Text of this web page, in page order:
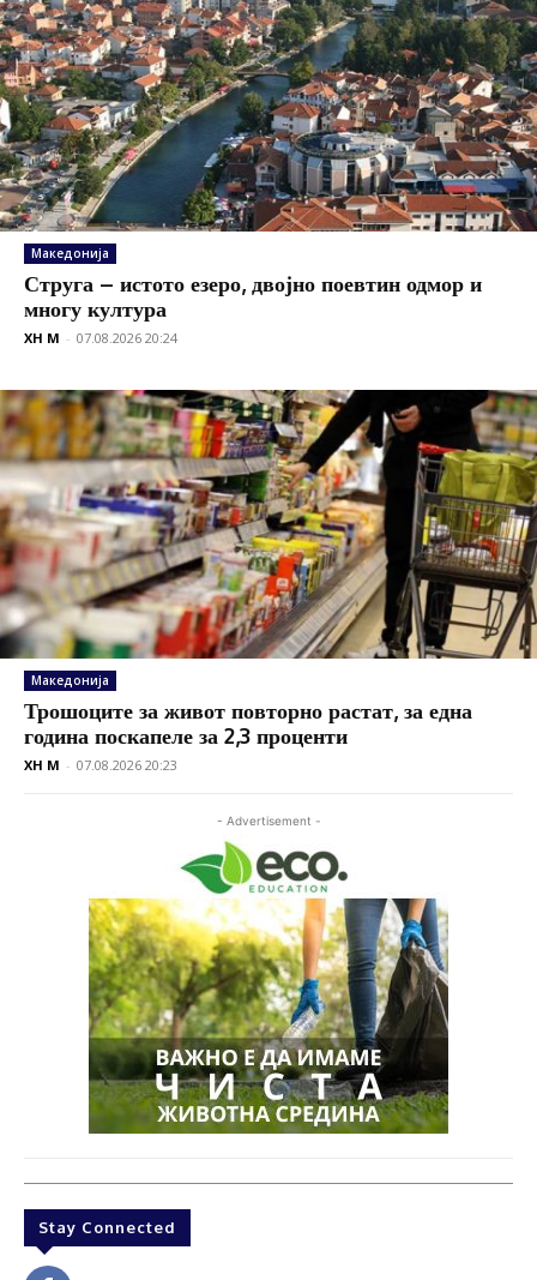
Македонија
Струга – истото езеро, двојно поевтин одмор и
многу култура
XH M - 07.08.2026 20:24
Македонија
Трошоците за живот повторно растат, за една
година поскапеле за 2,3 проценти
XH M - 07.08.2026 20:23
- Advertisement -
Stay Connected